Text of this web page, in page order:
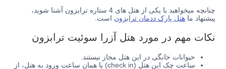
چنانچه میخواهید با یکی از هتل های 4 ستاره ترابزون آشنا شوید،
پیشنهاد ماهتل پارک ددمان ترابزون است.
نکات مهم در مورد هتل آزرا سوئیت ترابزون
حیوانات خانگی در این هتل مجاز نیستند.
ساعت چک این هتل (check in) یا همان ساعت ورود به هتل، از